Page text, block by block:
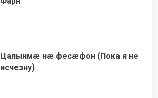
Цалынмæ нæ фесæфон (Пока я не
исчезну)